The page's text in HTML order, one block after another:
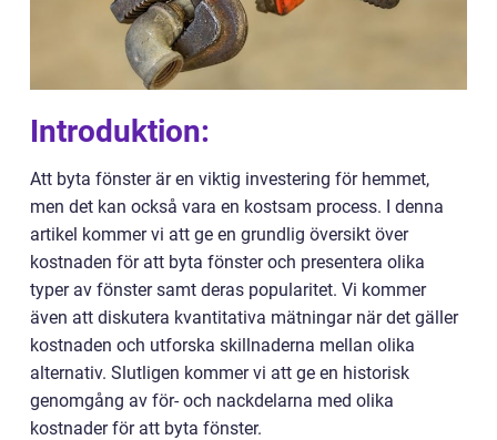
Introduktion:
Att byta fönster är en viktig investering för hemmet,
men det kan också vara en kostsam process. I denna
artikel kommer vi att ge en grundlig översikt över
kostnaden för att byta fönster och presentera olika
typer av fönster samt deras popularitet. Vi kommer
även att diskutera kvantitativa mätningar när det gäller
kostnaden och utforska skillnaderna mellan olika
alternativ. Slutligen kommer vi att ge en historisk
genomgång av för- och nackdelarna med olika
kostnader för att byta fönster.